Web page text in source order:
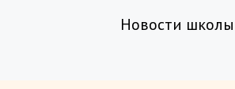
Новости школы